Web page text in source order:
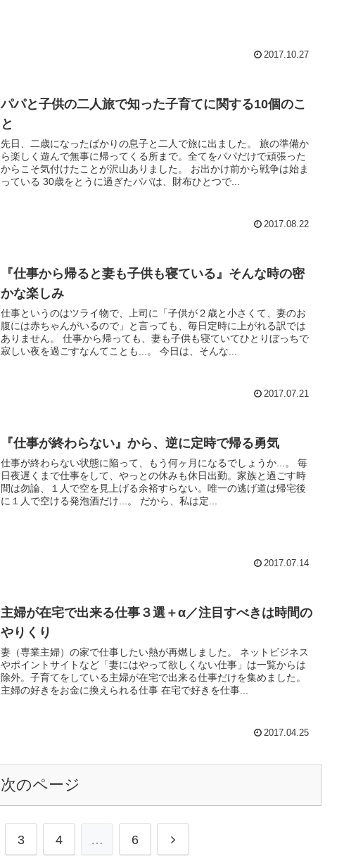
2017.10.27
パパと子供の二人旅で知った子育てに関する10個のこ
と
先日、二歳になったばかりの息子と二人で旅に出ました。 旅の準備か
ら楽しく遊んで無事に帰ってくる所まで。全てをパパだけで頑張った
からこそ気付けたことが沢山ありました。 お出かけ前から戦争は始ま
っている 30歳をとうに過ぎたパパは、財布ひとつで...
2017.08.22
『仕事から帰ると妻も子供も寝ている』そんな時の密
かな楽しみ
仕事というのはツライ物で、上司に「子供が２歳と小さくて、妻のお
腹には赤ちゃんがいるので」と言っても、毎日定時に上がれる訳では
ありません。 仕事から帰っても、妻も子供も寝ていてひとりぼっちで
寂しい夜を過ごすなんてことも...。 今日は、そんな...
2017.07.21
『仕事が終わらない』から、逆に定時で帰る勇気
仕事が終わらない状態に陥って、もう何ヶ月になるでしょうか...。 毎
日夜遅くまで仕事をして、やっとの休みも休日出勤。家族と過ごす時
間は勿論、１人で空を見上げる余裕すらない。唯一の逃げ道は帰宅後
に１人で空ける発泡酒だけ...。 だから、私は定...
2017.07.14
主婦が在宅で出来る仕事３選＋α／注目すべきは時間の
やりくり
妻（専業主婦）の家で仕事したい熱が再燃しました。 ネットビジネス
やポイントサイトなど「妻にはやって欲しくない仕事」は一覧からは
除外。子育てをしている主婦が在宅で出来る仕事だけを集めました。
主婦の好きをお金に換えられる仕事 在宅で好きを仕事...
2017.04.25
次のページ
3 4 … 6 次